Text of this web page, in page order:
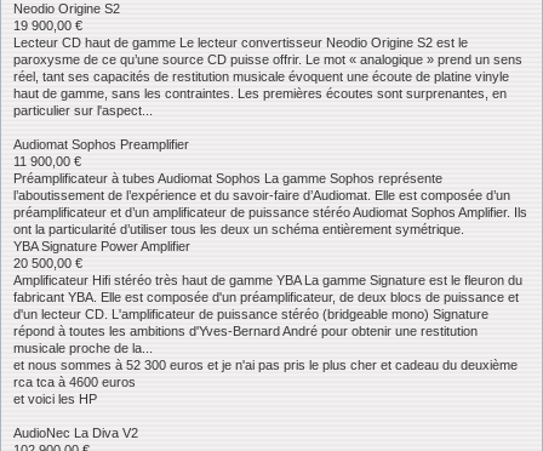
Neodio Origine S2
19 900,00 €
Lecteur CD haut de gamme Le lecteur convertisseur Neodio Origine S2 est le
paroxysme de ce qu’une source CD puisse offrir. Le mot « analogique » prend un sens
réel, tant ses capacités de restitution musicale évoquent une écoute de platine vinyle
haut de gamme, sans les contraintes. Les premières écoutes sont surprenantes, en
particulier sur l'aspect...
Audiomat Sophos Preamplifier
11 900,00 €
Préamplificateur à tubes Audiomat Sophos La gamme Sophos représente
l’aboutissement de l’expérience et du savoir-faire d’Audiomat. Elle est composée d’un
préamplificateur et d’un amplificateur de puissance stéréo Audiomat Sophos Amplifier. Ils
ont la particularité d’utiliser tous les deux un schéma entièrement symétrique.
YBA Signature Power Amplifier
20 500,00 €
Amplificateur Hifi stéréo très haut de gamme YBA La gamme Signature est le fleuron du
fabricant YBA. Elle est composée d'un préamplificateur, de deux blocs de puissance et
d'un lecteur CD. L'amplificateur de puissance stéréo (bridgeable mono) Signature
répond à toutes les ambitions d'Yves-Bernard André pour obtenir une restitution
musicale proche de la...
et nous sommes à 52 300 euros et je n'ai pas pris le plus cher et cadeau du deuxième
rca tca à 4600 euros
et voici les HP
AudioNec La Diva V2